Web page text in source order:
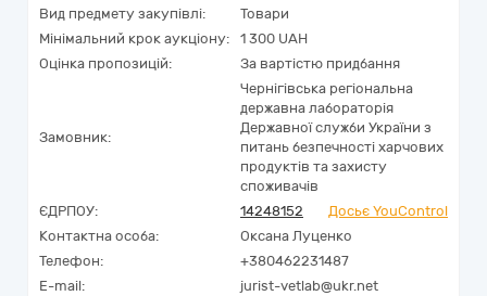
Вид предмету закупівлі:
Товари
Мінімальний крок аукціону:
1 300 UAH
Оцінка пропозицій:
За вартістю придбання
Замовник:
Чернігівська регіональна
державна лабораторія
Державної служби України з
питань безпечності харчових
продуктів та захисту
споживачів
ЄДРПОУ:
14248152
Досьє YouControl
Контактна особа:
Оксана Луценко
Телефон:
+380462231487
E-mail:
jurist-vetlab@ukr.net